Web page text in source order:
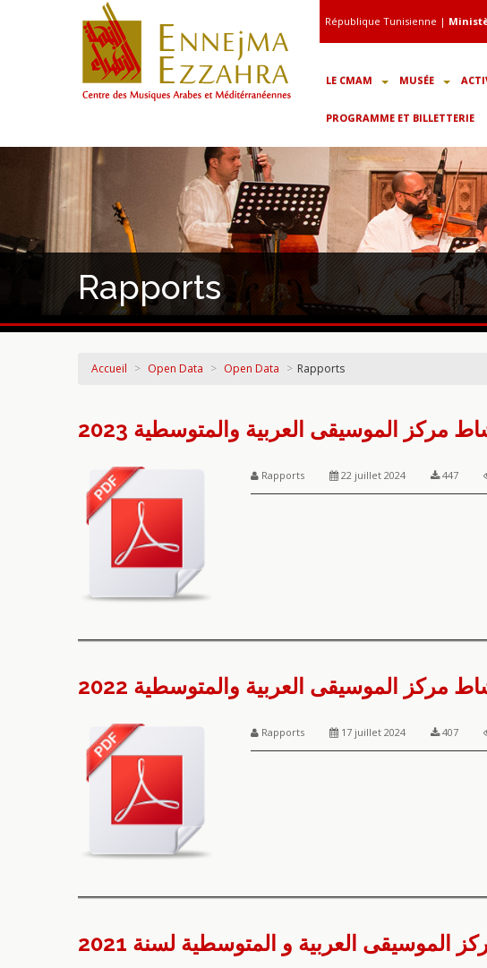
République Tunisienne |
LE CMAM MUSÉE
PROGRAMME ET BILLETTERIE
Rapports
Accueil > Open Data > Open Data > Rapports
مركز الموسيقى العربية والمتوسطية 2023
Rapports 22 juillet 2024 447
مركز الموسيقى العربية والمتوسطية 2022
Rapports 17 juillet 2024 407
الموسيقى العربية و المتوسطية لسنة 2021